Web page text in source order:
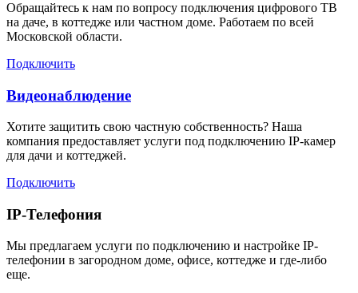
Обращайтесь к нам по вопросу подключения цифрового ТВ
на даче, в коттедже или частном доме. Работаем по всей
Московской области.
Подключить
Видеонаблюдение
Хотите защитить свою частную собственность? Наша
компания предоставляет услуги под подключению IP-камер
для дачи и коттеджей.
Подключить
IP-Телефония
Мы предлагаем услуги по подключению и настройке IP-
телефонии в загородном доме, офисе, коттедже и где-либо
еще.